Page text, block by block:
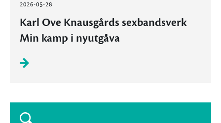
2026-05-28
Karl Ove Knausgårds sexbandsverk
Min kamp i nyutgåva